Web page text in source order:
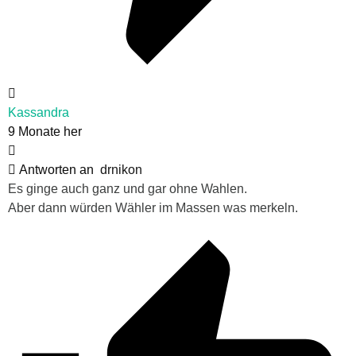
Kassandra
9 Monate her
Antworten an drnikon
Es ginge auch ganz und gar ohne Wahlen.
Aber dann würden Wähler im Massen was merkeln.